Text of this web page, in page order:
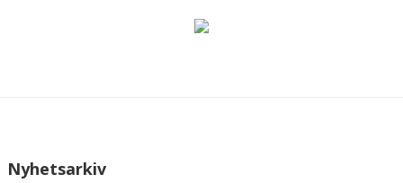
DOKUMENT
Nyhetsarkiv